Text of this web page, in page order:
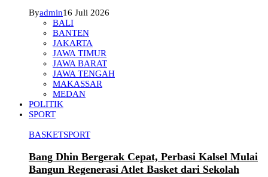
Byadmin16 Juli 2026
BALI
BANTEN
JAKARTA
JAWA TIMUR
JAWA BARAT
JAWA TENGAH
MAKASSAR
MEDAN
POLITIK
SPORT
BASKETSPORT
Bang Dhin Bergerak Cepat, Perbasi Kalsel Mulai
Bangun Regenerasi Atlet Basket dari Sekolah